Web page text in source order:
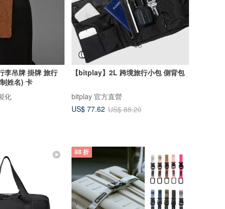
李吊牌 掛牌 旅行
姓名) 卡
化
【bitplay】2L 跨境旅行小包 側背包
bitplay 官方直營
US$ 77.62 US$ 88.20
88 折